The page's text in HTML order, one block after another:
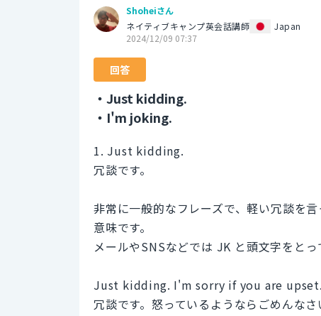
Shoheiさん
ネイティブキャンプ英会話講師
Japan
2024/12/09 07:37
回答
・Just kidding.
・I'm joking.
1. Just kidding.
冗談です。
非常に一般的なフレーズで、軽い冗談を
意味です。
メールやSNSなどでは JK と頭文字をとっ
Just kidding. I'm sorry if you are upset.
冗談です。怒っているようならごめんなさ